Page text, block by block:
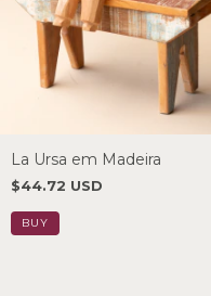
La Ursa em Madeira
$44.72 USD